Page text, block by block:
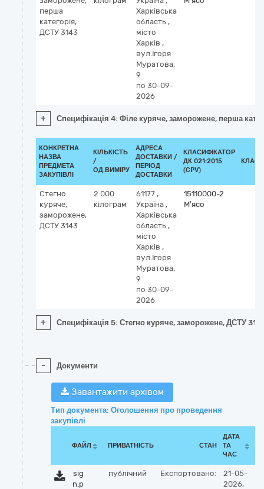
перша
категорія,
ДСТУ 3143
Харківська
область ,
місто
Харків ,
вул.Ігоря
Муратова,
9
по 30-09-
2026
+ Специфікація 4: Філе куряче, заморожене, перша
КОНКРЕТНА
НАЗВА
ПРЕДМЕТА
ЗАКУПІВЛІ
КІЛЬКІСТЬ
/
ОД.ВИМІРУ
АДРЕСА
ДОСТАВКИ /
ПЕРІОД
ДОСТАВКИ
КЛАСИФІКАТОР
ДК 021:2015
(CPV)
Стегно
куряче,
заморожене,
ДСТУ 3143
2 000
кілограм
61177 ,
Україна ,
Харківська
область ,
місто
Харків ,
вул.Ігоря
Муратова,
9
по 30-09-
2026
15110000-2
М’ясо
+ Специфікація 5: Стегно куряче, заморожене, ДСТУ
- Документи
Завантажити архівом
Тип документа: Оголошення про проведення
закупівлі
ФАЙЛ ПРИВАТНІСТЬ СТАН
ДАТА
ТА
ЧАС
sig
n.p
публічний Експортовано:
21-05-
2026,